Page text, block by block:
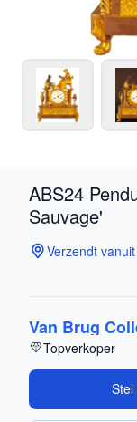
ABS24
Sauvage'
Verzendt
Van Brug
Topverkoper